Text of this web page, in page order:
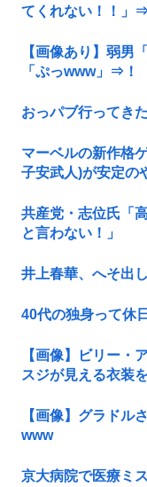
てくれない！！」
【画像あり】弱
「ぷっwww」⇒！
おっパブ行ってき
マーベルの新作格
子安武人)が安定の
共産党・志位氏「
と言わない！」
井上春華、へそ出し
40代の独身って休
【画像】ビリー・
スジが見える衣装
【画像】グラドル
www
京大病院で医療ミ